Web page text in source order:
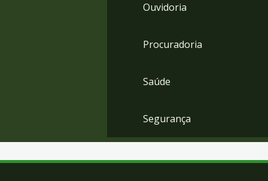
Ouvidoria
Procuradoria
Saúde
Segurança